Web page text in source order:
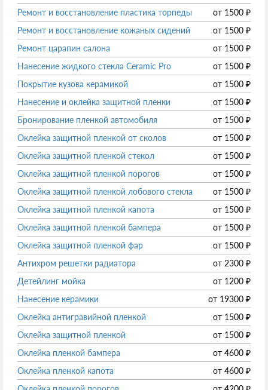
Ремонт и восстановление пластика торпеды
от 1500 ₽
Ремонт и восстановление кожаных сидений
от 1500 ₽
Ремонт царапин салона
от 1500 ₽
Нанесение жидкого стекла Ceramic Pro
от 1500 ₽
Покрытие кузова керамикой
от 1500 ₽
Нанесение и оклейка защитной пленки
от 1500 ₽
Бронирование пленкой автомобиля
от 1500 ₽
Оклейка защитной пленкой от сколов
от 1500 ₽
Оклейка защитной пленкой стекол
от 1500 ₽
Оклейка защитной пленкой порогов
от 1500 ₽
Оклейка защитной пленкой лобового стекла
от 1500 ₽
Оклейка защитной пленкой капота
от 1500 ₽
Оклейка защитной пленкой бампера
от 1500 ₽
Оклейка защитной пленкой фар
от 1500 ₽
Антихром решетки радиатора
от 2300 ₽
Детейлинг мойка
от 1200 ₽
Нанесение керамики
от 19300 ₽
Оклейка антигравийной пленкой
от 1500 ₽
Оклейка защитной пленкой
от 1500 ₽
Оклейка пленкой бампера
от 4600 ₽
Оклейка пленкой капота
от 4600 ₽